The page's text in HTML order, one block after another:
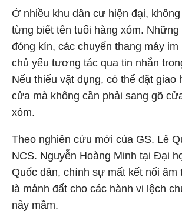
Ở nhiều khu dân cư hiện đại,
từng biết tên tuổi hàng xóm.
đóng kín, các chuyến thang máy
chủ yếu tương tác qua tin nhắn
Nếu thiếu vật dụng, có thể đặt giao
cửa mà không cần phải sang gõ
xóm.
Theo nghiên cứu mới của GS. Lê
NCS. Nguyễn Hoàng Minh tại Đại
Quốc dân, chính sự mất kết nối âm
là mảnh đất cho các hành vi lệch
nảy mầm.